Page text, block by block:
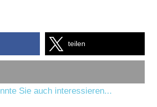
teilen
Sie auch interessieren...